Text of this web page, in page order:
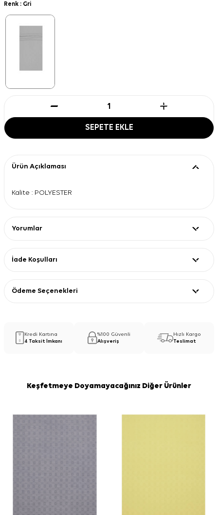
Renk : Gri
SEPETE EKLE
Ürün Açıklaması
Kalite : POLYESTER
Yorumlar
İade Koşulları
Ödeme Seçenekleri
Kredi Kartına
4 Taksit İmkanı
%100 Güvenli
Alışveriş
Hızlı Kargo
Teslimat
Keşfetmeye Doyamayacağınız Diğer Ürünler